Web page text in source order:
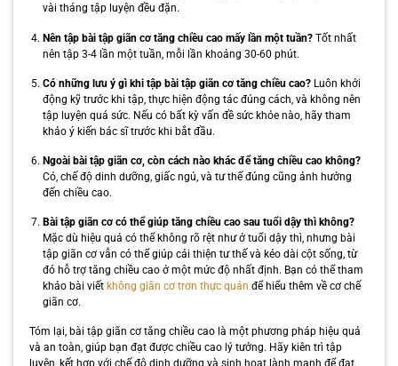
vài tháng tập luyện đều đặn.
Nên tập bài tập giãn cơ tăng chiều cao mấy lần một tuần?Tốt nhất
nên tập 3-4 lần một tuần, mỗi lần khoảng 30-60 phút.
Có những lưu ý gì khi tập bài tập giãn cơ tăng chiều cao?Luôn khởi
động kỹ trước khi tập, thực hiện động tác đúng cách, và không nên
tập luyện quá sức. Nếu có bất kỳ vấn đề sức khỏe nào, hãy tham
khảo ý kiến bác sĩ trước khi bắt đầu.
Ngoài bài tập giãn cơ, còn cách nào khác để tăng chiều cao không?
Có, chế độ dinh dưỡng, giấc ngủ, và tư thế đúng cũng ảnh hưởng
đến chiều cao.
Bài tập giãn cơ có thể giúp tăng chiều cao sau tuổi dậy thì không?
Mặc dù hiệu quả có thể không rõ rệt như ở tuổi dậy thì, nhưng bài
tập giãn cơ vẫn có thể giúp cải thiện tư thế và kéo dài cột sống, từ
đó hỗ trợ tăng chiều cao ở một mức độ nhất định. Bạn có thể tham
khảo bài viết không giãn cơ trơn thực quản để hiểu thêm về cơ chế
giãn cơ.
Tóm lại, bài tập giãn cơ tăng chiều cao là một phương pháp hiệu quả
và an toàn, giúp bạn đạt được chiều cao lý tưởng. Hãy kiên trì tập